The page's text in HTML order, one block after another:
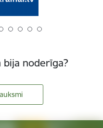
noderīga?